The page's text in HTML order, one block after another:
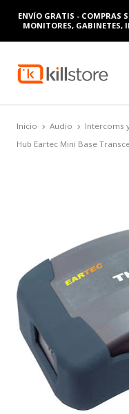
ENVÍO GRATIS - COMPRAS
MONITORES, GABINETES,
Inicio Audio Intercoms
Hub Eartec Mini Base